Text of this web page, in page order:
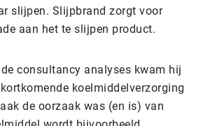
slijpen. Slijpbrand zorgt voor
aan het te slijpen product.
consultancy analyses kwam hij
koelmiddelverzorging
de oorzaak was (en is) van